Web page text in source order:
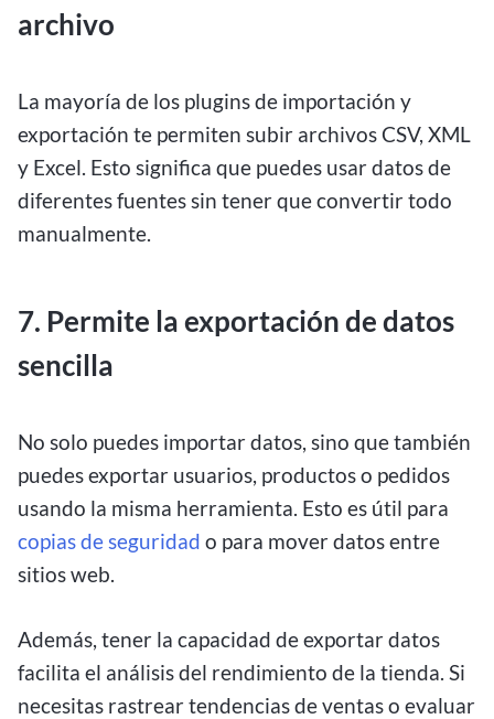
archivo
La mayoría de los plugins de importación y
exportación te permiten subir archivos CSV, XML
y Excel. Esto significa que puedes usar datos de
diferentes fuentes sin tener que convertir todo
manualmente.
7. Permite la exportación de datos
sencilla
No solo puedes importar datos, sino que también
puedes exportar usuarios, productos o pedidos
usando la misma herramienta. Esto es útil para
copias de seguridad o para mover datos entre
sitios web.
Además, tener la capacidad de exportar datos
facilita el análisis del rendimiento de la tienda. Si
necesitas rastrear tendencias de ventas o evaluar